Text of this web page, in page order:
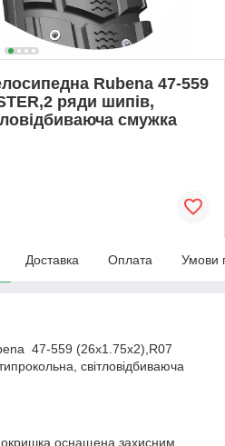
Rubena 47-559
ряди шипів,
смужка
Доставка Оплата Умови
47-559 (26x1.75x2),R07
світловідбиваюча
оснащена захисним